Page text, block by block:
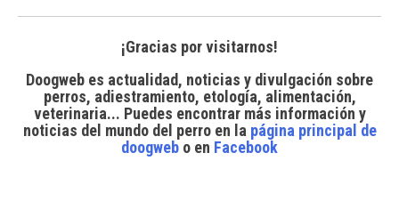
¡Gracias por visitarnos!
Doogweb es actualidad, noticias y divulgación sobre
perros, adiestramiento, etología, alimentación,
veterinaria... Puedes encontrar más información y
noticias del mundo del perroen la página principal de
doogweb o en Facebook